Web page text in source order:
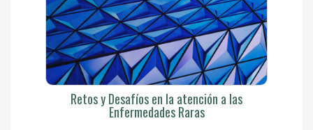
Retos y Desafíos en la atención a las
Enfermedades Raras